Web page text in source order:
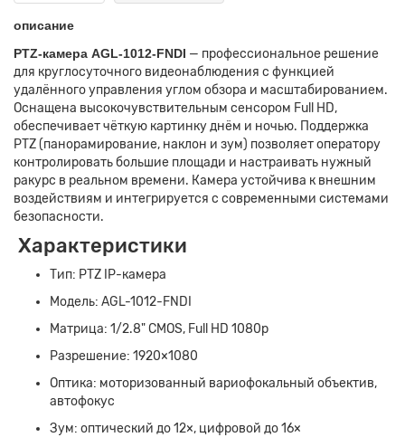
описание
PTZ-камера AGL-1012-FNDI — профессиональное решение
для круглосуточного видеонаблюдения с функцией
удалённого управления углом обзора и масштабированием.
Оснащена высокочувствительным сенсором Full HD,
обеспечивает чёткую картинку днём и ночью. Поддержка
PTZ (панорамирование, наклон и зум) позволяет оператору
контролировать большие площади и настраивать нужный
ракурс в реальном времени. Камера устойчива к внешним
воздействиям и интегрируется с современными системами
безопасности.
Характеристики
Тип: PTZ IP-камера
Модель: AGL-1012-FNDI
Матрица: 1/2.8" CMOS, Full HD 1080p
Разрешение: 1920×1080
Оптика: моторизованный вариофокальный объектив,
автофокус
Зум: оптический до 12×, цифровой до 16×